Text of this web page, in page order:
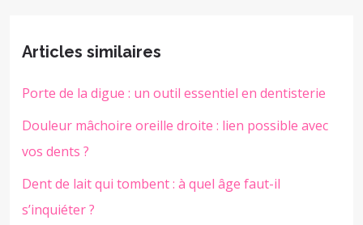
Articles similaires
Porte de la digue : un outil essentiel en dentisterie
Douleur mâchoire oreille droite : lien possible avec
vos dents ?
Dent de lait qui tombent : à quel âge faut-il
s’inquiéter ?